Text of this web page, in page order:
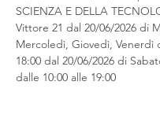
SCIENZA E DELLA
Vittore 21 dal 20/06/2026 di
Mercoledì, Giovedì, Venerdì
18:00 dal 20/06/2026 di
dalle 10:00 alle 19:00